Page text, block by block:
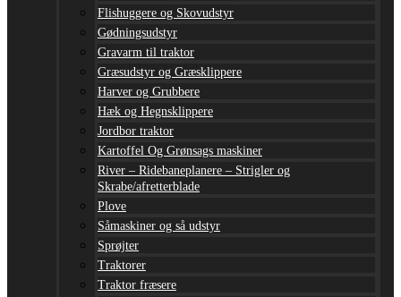
Flishuggere og Skovudstyr
Gødningsudstyr
Gravarm til traktor
Græsudstyr og Græsklippere
Harver og Grubbere
Hæk og Hegnsklippere
Jordbor traktor
Kartoffel Og Grønsags maskiner
River – Ridebaneplanere – Strigler og
Skrabe/afretterblade
Plove
Såmaskiner og så udstyr
Sprøjter
Traktorer
Traktor fræsere